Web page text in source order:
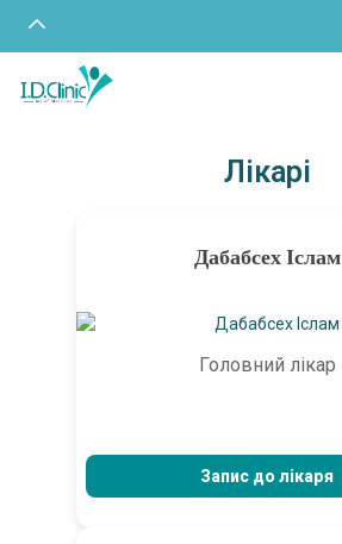
Лікарі
Дабабсех Іслам
Головний лікар
Запис до лікаря